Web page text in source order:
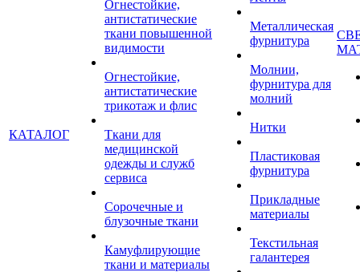
КАТАЛОГ
Огнестойкие,
антистатические
ткани повышенной
видимости
Огнестойкие,
антистатические
трикотаж и флис
Ткани для
медицинской
одежды и служб
сервиса
Сорочечные и
блузочные ткани
Камуфлирующие
ткани и материалы
Металлическая
фурнитура
Молнии,
фурнитура для
молний
Нитки
Пластиковая
фурнитура
Прикладные
материалы
Текстильная
галантерея